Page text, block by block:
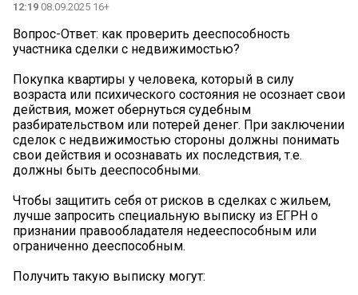
12:19 08.09.2025 16+
Вопрос-Ответ: как проверить дееспособность
участника сделки с недвижимостью?
Покупка квартиры у человека, который в силу
возраста или психического состояния не осознает свои
действия, может обернуться судебным
разбирательством или потерей денег. При заключении
сделок с недвижимостью стороны должны понимать
свои действия и осознавать их последствия, т.е.
должны быть дееспособными.
Чтобы защитить себя от рисков в сделках с жильем,
лучше запросить специальную выписку из ЕГРН о
признании правообладателя недееспособным или
ограниченно дееспособным.
Получить такую выписку могут: